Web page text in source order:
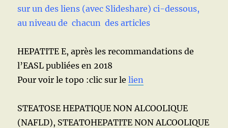
sur un des liens (avec Slideshare) ci-dessous,
au niveau de chacun des articles
HEPATITE E, après les recommandations de
l’EASL publiées en 2018
Pour voir le topo :clic sur lelien
STEATOSE HEPATIQUE NON ALCOOLIQUE
(NAFLD), STEATOHEPATITE NON ALCOOLIQUE